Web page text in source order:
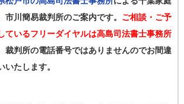
市川簡易裁判所のご案内です。 ご相談・ご予
ているフリーダイヤルは高島司法書士事務所
裁判所の電話番号ではありませんのでお間違
いたします。